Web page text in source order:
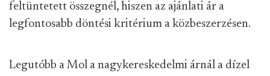
feltüntetett összegnél, hiszen az ajánlati ár a
legfontosabb döntési kritérium a közbeszerzésen.
Legutóbb a Mol a nagykereskedelmi árnál a dízel